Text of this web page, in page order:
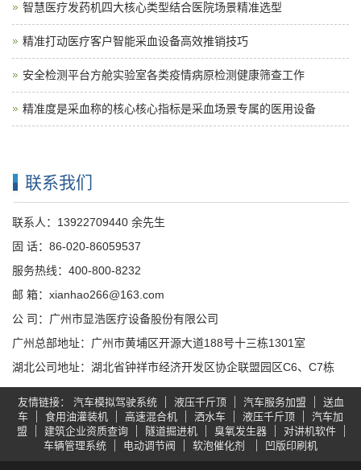
智慧医疗发药机四大核心类型结合医院场景精准选型
精准打动医疗客户智能采血设备高效推销技巧
安全检测平台方舱实验室各类疫情病原检测健康筛查工作
精准度是采血称的核心核心指标是采血场景专属的医用设备
联系我们
联系人：13922709440 余先生
固 话：86-020-86059537
服务热线：400-800-8232
邮 箱：xianhao266@163.com
公 司：广州市显浩医疗设备股份有限公司
广州总部地址：广州市黄埔区开源大道188号十三栋1301室
湖北公司地址：湖北省钟祥市经济开发区协企联盟园区C6、C7栋
友情链接 汽车模拟驾驶系统 液压千斤顶 汽车服务加盟
送血
车
食用油灌装机 高速混合机 洒水车 液压千斤顶
汽车加
盟
建筑企业资质查询 隧道掘进机 臭氧发生器
对讲机软件
车辆管理系统
电动调节阀 软泡催化剂 凹版印刷机